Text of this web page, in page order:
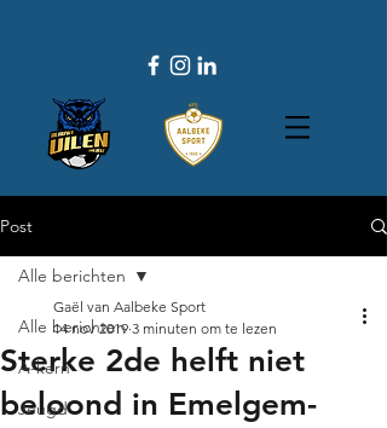
Post
Alle berichten
A-kern
Jeugd
Alle berichten
Sterke 2de helft niet
beloond in Emelgem-
Gaël van Aalbeke Sport
14 nov 2019 3 minuten om te lezen